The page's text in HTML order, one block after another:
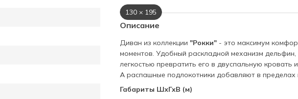
130 × 195
Описание
Диван из коллекции "Рокки" - это максимум
моментов. Удобный раскладной механизм
легкостью превратить его в двуспальную кровать
А распашные подлокотники добавляют в пределах
Габариты ШхГхВ (м)